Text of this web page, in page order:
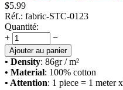
$5.99
Réf.: fabric-STC-0123
Quantité:
+
−
Ajouter au panier
• Density: 86gr / m²
• Material: 100% cotton
• Attention: 1 piece = 1 meter